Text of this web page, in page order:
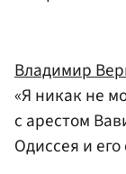
Владимир
«Я никак не
с арестом
Одиссея и